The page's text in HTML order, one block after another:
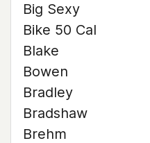
Big Sexy
Bike 50 Cal
Blake
Bowen
Bradley
Bradshaw
Brehm